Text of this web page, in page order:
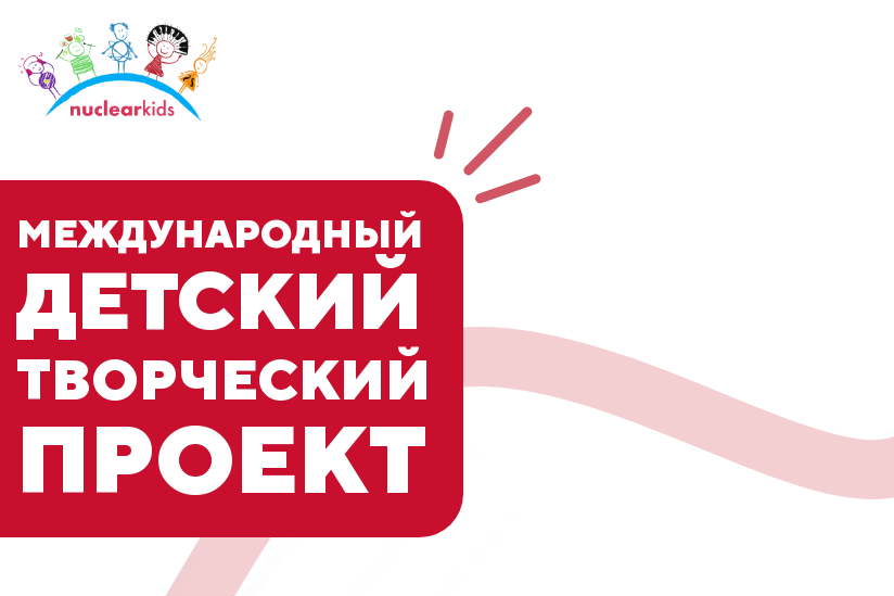
МЕЖДУНАРОДНЫЙ
ДЕТСКИЙ
ТВОРЧЕСКИЙ
ПРОЕКТ